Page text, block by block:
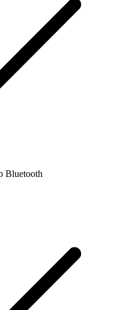
Bluetooth